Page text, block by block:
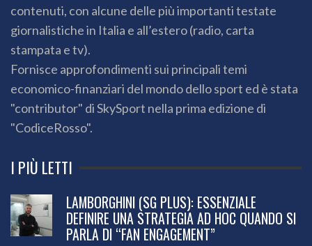
contenuti, con alcune delle più importanti testate
giornalistiche in Italia e all’estero (radio, carta
stampata e tv).
Fornisce approfondimenti sui principali temi
economico-finanziari del mondo dello sport ed è stata
"contributor" di SkySport nella prima edizione di
"CodiceRosso".
I PIÙ LETTI
LAMBORGHINI (SG PLUS): ESSENZIALE
DEFINIRE UNA STRATEGIA AD HOC QUANDO SI
PARLA DI “FAN ENGAGEMENT”